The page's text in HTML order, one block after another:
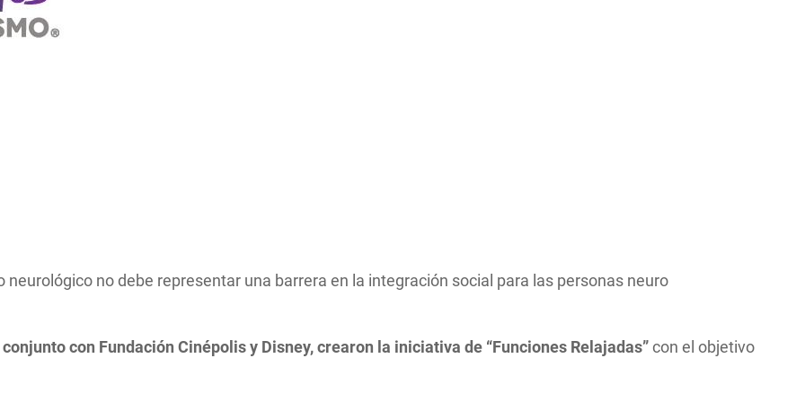
no debe representar una barrera en la integración social para las personas neuro
con Fundación Cinépolis y Disney, crearon la iniciativa de “Funciones Relajadas”con el objetivo